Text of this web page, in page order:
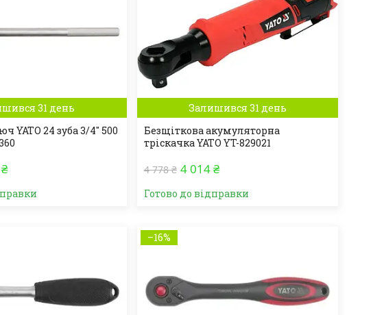
31 день
YATO 24 зуба 3/4" 500
Залишився 31 день
Безщіткова акумуляторна
тріскачка YATO YT-829021
4 778 ₴ 4 014 ₴
Готово до відправки
–16%